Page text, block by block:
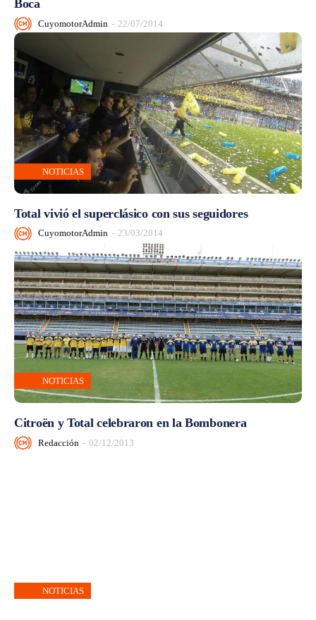
Boca
CuyomotorAdmin - 22/07/2014
NOTICIAS
Total vivió el superclásico con sus seguidores
CuyomotorAdmin - 23/03/2014
NOTICIAS
Citroën y Total celebraron en la Bombonera
Redacción - 02/12/2013
NOTICIAS